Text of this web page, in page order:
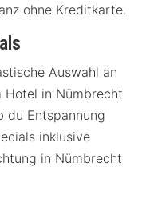
ohne Kreditkarte.
Auswahl an
Hotel in Nümbrecht
du Entspannung
inklusive
in Nümbrecht